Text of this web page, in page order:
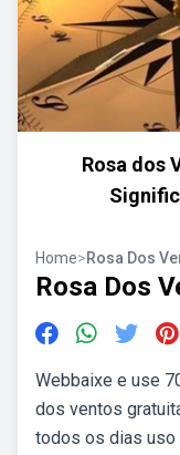
Rosa dos
Home>Rosa Dos
Rosa Dos
Webbaixe e use
dos ventos
todos os dias uso